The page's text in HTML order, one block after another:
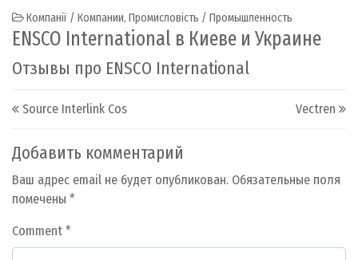
Компанії / Компании, Промисловість / Промышленность
ENSCO International в Киеве и Украине
Отзывы про ENSCO International
Post navigation
Source Interlink Cos Vectren
Добавить комментарий
Ваш адрес email не будет опубликован. Обязательные поля
помечены *
Comment *